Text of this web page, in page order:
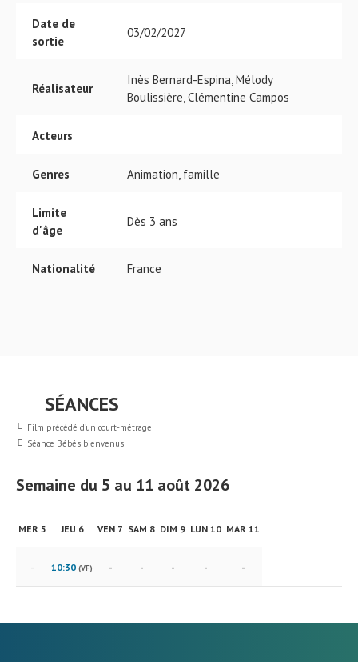
Date de
sortie
03/02/2027
Réalisateur
Inès Bernard-Espina, Mélody
Boulissière, Clémentine Campos
Acteurs
Genres Animation, famille
Limite
d'âge
Dès 3 ans
Nationalité France
SÉANCES
Film précédé d’un court-métrage
Séance Bébés bienvenus
Semaine du 5 au 11 août 2026
MER 5 JEU 6 VEN 7 SAM 8 DIM 9 LUN 10 MAR 11
- 10:30 (VF) - - - - -